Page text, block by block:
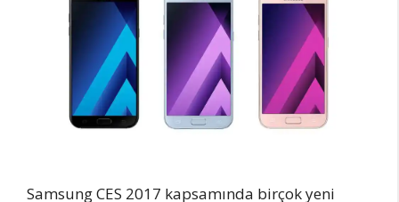
Samsung CES 2017 kapsamında birçok yeni